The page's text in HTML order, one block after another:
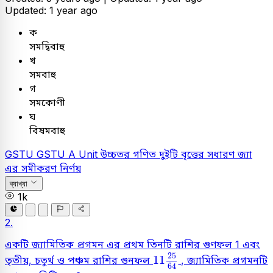
Updated: 1 year ago
ক
সমদ্বিবাহু
খ
সমবাহু
গ
সমকোণী
ঘ
বিষমবাহু
GSTU GSTU A Unitউচ্চতর গণিত দুইটি বৃত্তের সধারণ জ্যা
এর সমীকরণ নির্ণয়
ব্যাখ্যা
1k
2.
একটি জ্যামিতিক প্রগমন এর প্রথম তিনটি রাশির গুণফল 1 এবং
তৃতীয়, চতুর্থ ও পঞ্চম রাশির গুনফল 11 25
64
112564
, জ্যামিতিক প্রগমনটি